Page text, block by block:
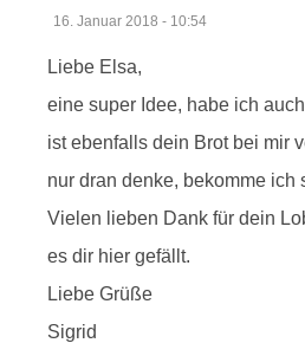
16. Januar 2018 - 10:54
Liebe Elsa,
eine super Idee, habe ich
ist ebenfalls dein Brot bei mir
nur dran denke, bekomme ich
Vielen lieben Dank für dein
es dir hier gefällt.
Liebe Grüße
Sigrid